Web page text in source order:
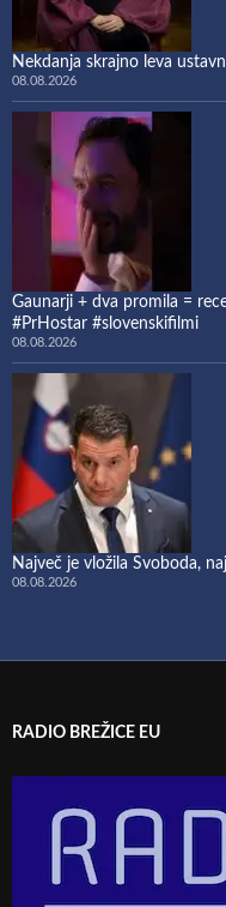
Nekdanja skrajno leva
08.08.2026
Gaunarji + dva promila =
#PrHostar #slovenskifilmi
08.08.2026
Največ je vložila Svoboda,
08.08.2026
RADIO BREŽICE EU